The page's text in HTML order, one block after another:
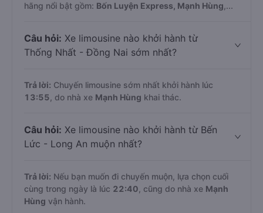
hãng nổi bật gồm: Bốn Luyện Express, Mạnh Hùng ,...
Câu hỏi: Xe limousine nào khởi hành từ
Thống Nhất - Đồng Nai sớm nhất?
Trả lời: Chuyến limousine sớm nhất khởi hành lúc
13:55 , do nhà xe Mạnh Hùng khai thác.
Câu hỏi: Xe limousine nào khởi hành từ Bến
Lức - Long An muộn nhất?
Trả lời: Nếu bạn muốn đi chuyến muộn, lựa chọn cuối
cùng trong ngày là lúc 22:40 , cũng do nhà xe Mạnh
Hùng vận hành.